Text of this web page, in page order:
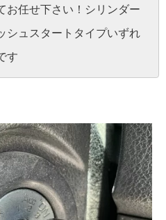
お任せ下さい！シリンダー
シュスタートタイプいずれ
す